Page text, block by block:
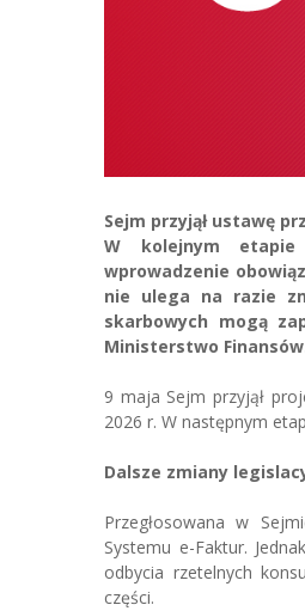
Sejm przyjął ustawę
W kolejnym etapie
wprowadzenie
nie ulega na razie
skarbowych mogą
Ministerstwo
9 maja Sejm przyjął
2026 r. W następnym
Dalsze zmiany
Przegłosowana w
Systemu e-Faktur.
odbycia rzetelnych
części.